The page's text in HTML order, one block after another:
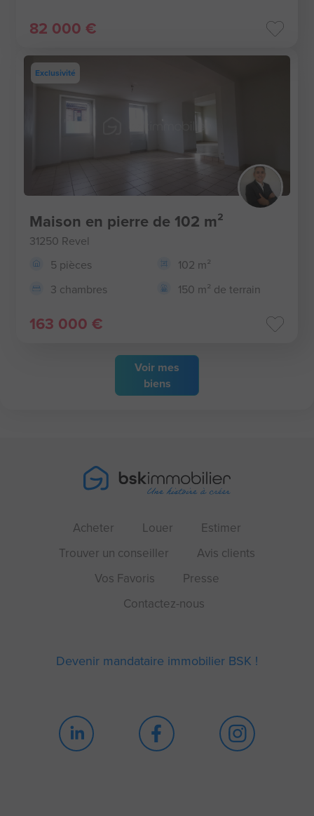
Voir mes
biens
82 000 €
Exclusivité
Maison en pierre de 102 m²
31250 Revel
5 pièces
102 m²
3 chambres
150 m² de terrain
163 000 €
Acheter Louer
Estimer
Trouver un conseiller
Avis clients
Vos Favoris
Presse
Contactez-nous
Devenir mandataire immobilier BSK !